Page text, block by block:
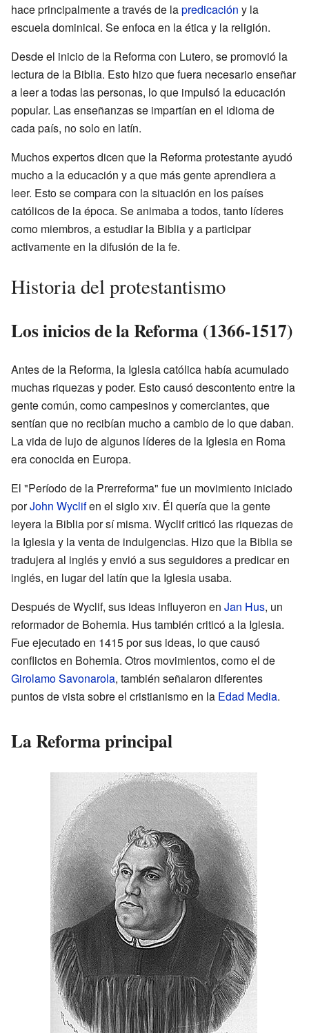
hace principalmente a través de lapredicación y la
escuela dominical. Se enfoca en la ética y la religión.
Desde el inicio de la Reforma con Lutero, se promovió la
lectura de la Biblia. Esto hizo que fuera necesario enseñar
a leer a todas las personas, lo que impulsó la educación
popular. Las enseñanzas se impartían en el idioma de
cada país, no solo en latín.
Muchos expertos dicen que la Reforma protestante ayudó
mucho a la educación y a que más gente aprendiera a
leer. Esto se compara con la situación en los países
católicos de la época. Se animaba a todos, tanto líderes
como miembros, a estudiar la Biblia y a participar
activamente en la difusión de la fe.
Historia del protestantismo
Los inicios de la Reforma (1366-1517)
Antes de la Reforma, la Iglesia católica había acumulado
muchas riquezas y poder. Esto causó descontento entre la
gente común, como campesinos y comerciantes, que
sentían que no recibían mucho a cambio de lo que daban.
La vida de lujo de algunos líderes de la Iglesia en Roma
era conocida en Europa.
El "Período de la Prerreforma" fue un movimiento iniciado
porJohn Wyclifen el sigloxiv. Él quería que la gente
leyera la Biblia por sí misma. Wyclif criticó las riquezas de
la Iglesia y la venta de indulgencias. Hizo que la Biblia se
tradujera al inglés y envió a sus seguidores a predicar en
inglés, en lugar del latín que la Iglesia usaba.
Después de Wyclif, sus ideas influyeron en Jan Hus, un
reformador de Bohemia. Hus también criticó a la Iglesia.
Fue ejecutado en 1415 por sus ideas, lo que causó
conflictos en Bohemia. Otros movimientos, como el de
Girolamo Savonarola, también señalaron diferentes
puntos de vista sobre el cristianismo en la Edad Media.
La Reforma principal